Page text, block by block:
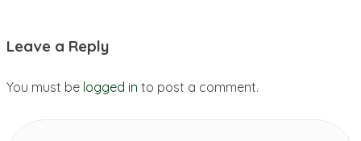
Leave a Reply
You must be logged in to post a comment.